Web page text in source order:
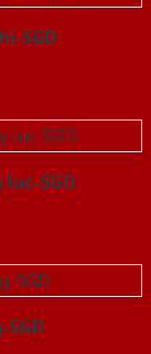
SGD
SGD